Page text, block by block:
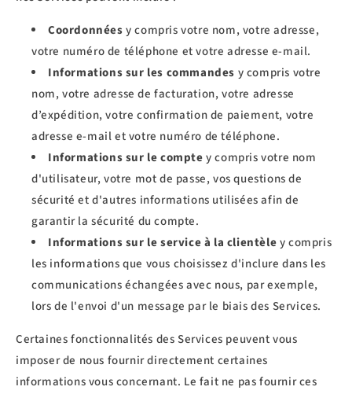
Coordonnéesy compris votre nom, votre adresse,
votre numéro de téléphone et votre adresse e-mail.
Informations sur les commandes y compris votre
nom, votre adresse de facturation, votre adresse
d’expédition, votre confirmation de paiement, votre
adresse e-mail et votre numéro de téléphone.
Informations sur le comptey compris votre nom
d'utilisateur, votre mot de passe, vos questions de
sécurité et d'autres informations utilisées afin de
garantir la sécurité du compte.
Informations sur le service à la clientèley compris
les informations que vous choisissez d'inclure dans les
communications échangées avec nous, par exemple,
lors de l'envoi d'un message par le biais des Services.
Certaines fonctionnalités des Services peuvent vous
imposer de nous fournir directement certaines
informations vous concernant. Le fait ne pas fournir ces